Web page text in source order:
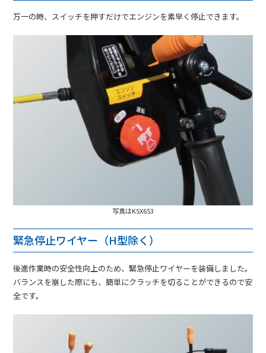
万一の時、スイッチを押すだけでエンジンを素早く停止できます。
写真はKSX653
緊急停止ワイヤー（H型除く）
後進作業時の安全性向上のため、緊急停止ワイヤーを装備しました。
バランスを崩した際にも、簡単にクラッチを切ることができるので安
全です。